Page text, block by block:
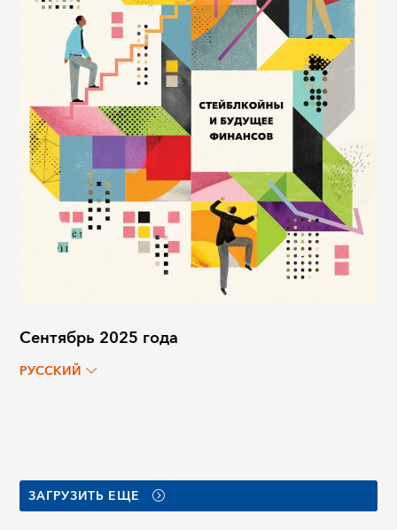
Сентябрь 2025 года
РУССКИЙ
ЗАГРУЗИТЬ ЕЩЕ